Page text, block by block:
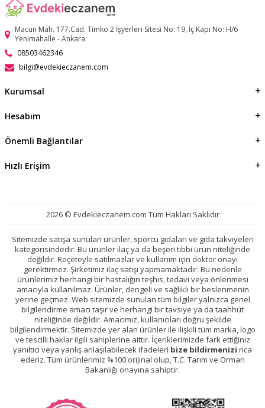
Macun Mah. 177.Cad. Timko 2 İşyerleri Sitesi No: 19, İç Kapı No: H/6
Yenimahalle - Ankara
08503462346
bilgi@evdekieczanem.com
Kurumsal
Hesabım
Önemli Bağlantılar
Hızlı Erişim
2026 © Evdekieczanem.com Tüm Hakları Saklıdır
Sitemizde satışa sunulan ürünler, sporcu gıdaları ve gıda takviyeleri
kategorisindedir. Bu ürünler ilaç ya da beşeri tıbbi ürün niteliğinde
değildir. Reçeteyle satılmazlar ve kullanım için doktor onayı
gerektirmez. Şirketimiz ilaç satışı yapmamaktadır. Bu nedenle
ürünlerimiz herhangi bir hastalığın teşhis, tedavi veya önlenmesi
amacıyla kullanılmaz. Ürünler, dengeli ve sağlıklı bir beslenmenin
yerine geçmez. Web sitemizde sunulan tüm bilgiler yalnızca genel
bilgilendirme amacı taşır ve herhangi bir tavsiye ya da taahhüt
niteliğinde değildir. Amacımız, kullanıcıları doğru şekilde
bilgilendirmektir. Sitemizde yer alan ürünler ile ilişkili tüm marka, logo
ve tescilli haklar ilgili sahiplerine aittir. İçeriklerimizde fark ettiğiniz
yanıltıcı veya yanlış anlaşılabilecek ifadeleri bize bildirmenizi rica
ederiz. Tüm ürünlerimiz %100 orijinal olup, T.C. Tarım ve Orman
Bakanlığı onayına sahiptir.